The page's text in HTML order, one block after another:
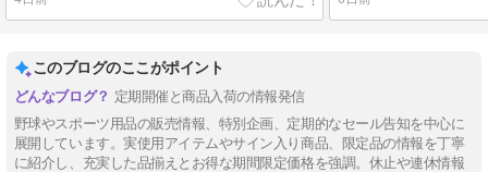
このブログのここがポイント
定期開催と商品入荷の情報発信
野球やスポーツ用品の販売情報、特別企画、定期的なセール告知を中心に
展開しています。実使用アイテムやサイン入り商品、限定品の情報を丁寧
に紹介し、充実した品揃えとお得な期間限定価格を強調。休止や連休情報